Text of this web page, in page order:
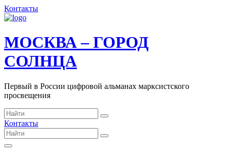
Контакты
МОСКВА – ГОРОД
СОЛНЦА
Первый в России цифровой альманах марксистского
просвещения
Контакты